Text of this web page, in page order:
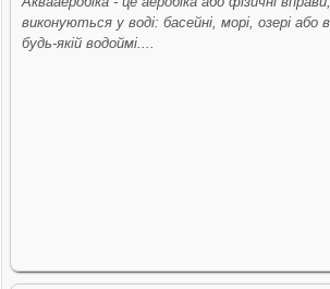
виконуються у воді: басейні, морі, озері або в
будь-якій водоймі....